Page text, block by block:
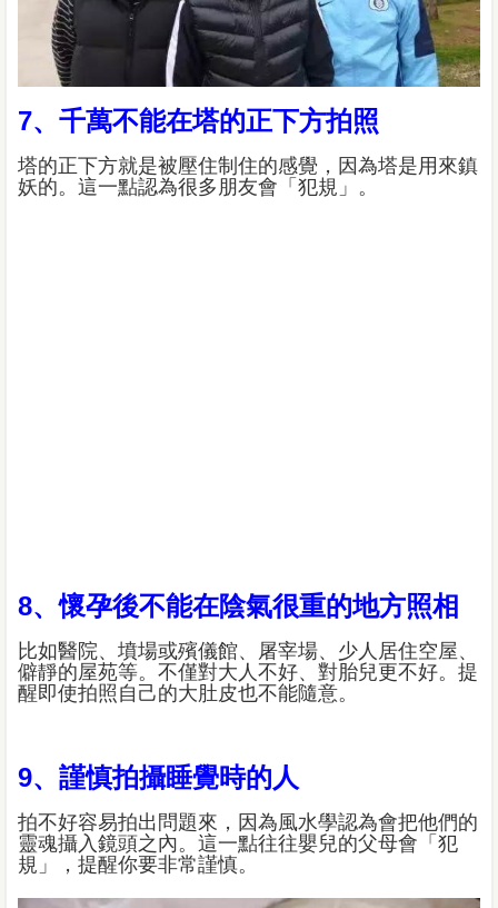
7、千萬不能在塔的正下方拍照
塔的正下方就是被壓住制住的感覺，因為塔是用來鎮
妖的。這一點認為很多朋友會「犯規」。
8、懷孕後不能在陰氣很重的地方照相
比如醫院、墳場或殯儀館、屠宰場、少人居住空屋、
僻靜的屋苑等。不僅對大人不好、對胎兒更不好。提
醒即使拍照自己的大肚皮也不能隨意。
9、謹慎拍攝睡覺時的人
拍不好容易拍出問題來，因為風水學認為會把他們的
靈魂攝入鏡頭之內。這一點往往嬰兒的父母會「犯
規」，提醒你要非常謹慎。